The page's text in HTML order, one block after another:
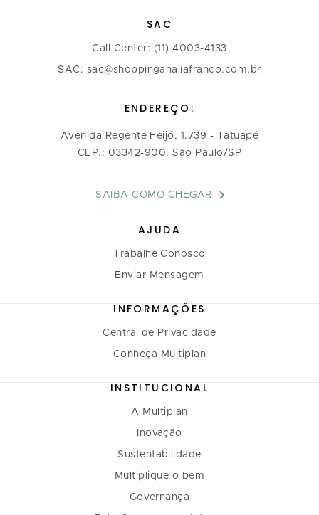
SAC
Call Center: (11) 4003-4133
SAC: sac@shoppinganaliafranco.com.br
ENDEREÇO:
Avenida Regente Feijó, 1.739 - Tatuapé
CEP.: 03342-900, São Paulo/SP
SAIBA COMO CHEGAR
AJUDA
Trabalhe Conosco
Enviar Mensagem
INFORMAÇÕES
Central de Privacidade
Conheça Multiplan
INSTITUCIONAL
A Multiplan
Inovação
Sustentabilidade
Multiplique o bem
Governança